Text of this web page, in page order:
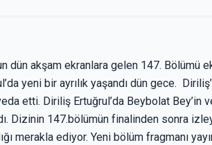
dün akşam ekranlara gelen 147. Bölümü
yeni bir ayrılık yaşandı dün gece.
etti. Diriliş Ertuğrul’da Beybolat
Dizinin 147.bölümün finalinden sonra
merakla ediyor. Yeni bölüm fragmanı